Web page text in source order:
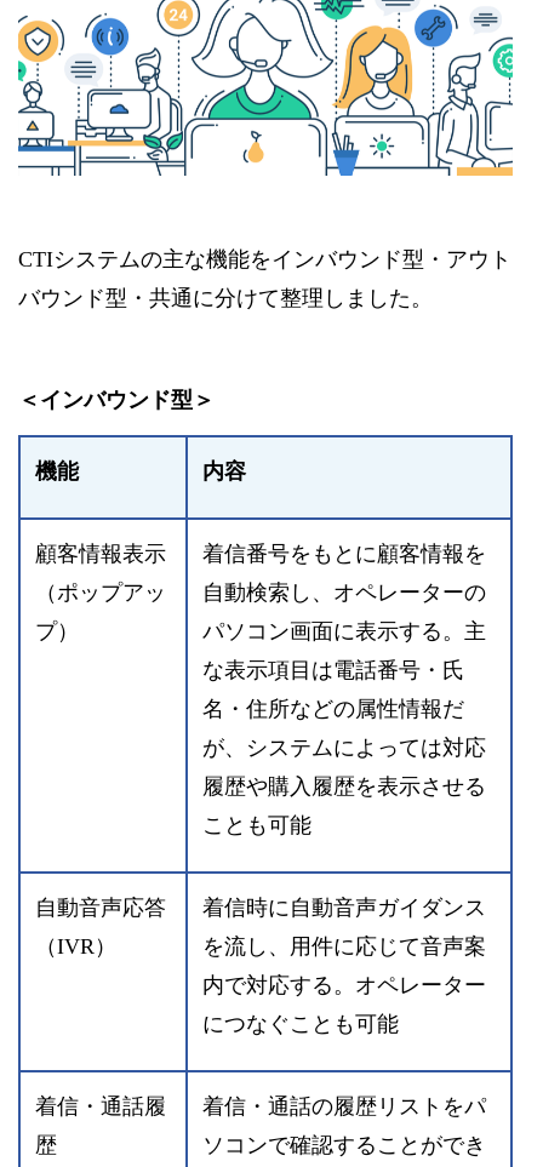
CTIシステムの主な機能をインバウンド型・アウト
バウンド型・共通に分けて整理しました。
＜インバウンド型＞
機能 内容
顧客情報表示
（ポップアッ
プ）
着信番号をもとに顧客情報を
自動検索し、オペレーターの
パソコン画面に表示する。主
な表示項目は電話番号・氏
名・住所などの属性情報だ
が、システムによっては対応
履歴や購入履歴を表示させる
ことも可能
自動音声応答
（IVR）
着信時に自動音声ガイダンス
を流し、用件に応じて音声案
内で対応する。オペレーター
につなぐことも可能
着信・通話履
歴
着信・通話の履歴リストをパ
ソコンで確認することができ